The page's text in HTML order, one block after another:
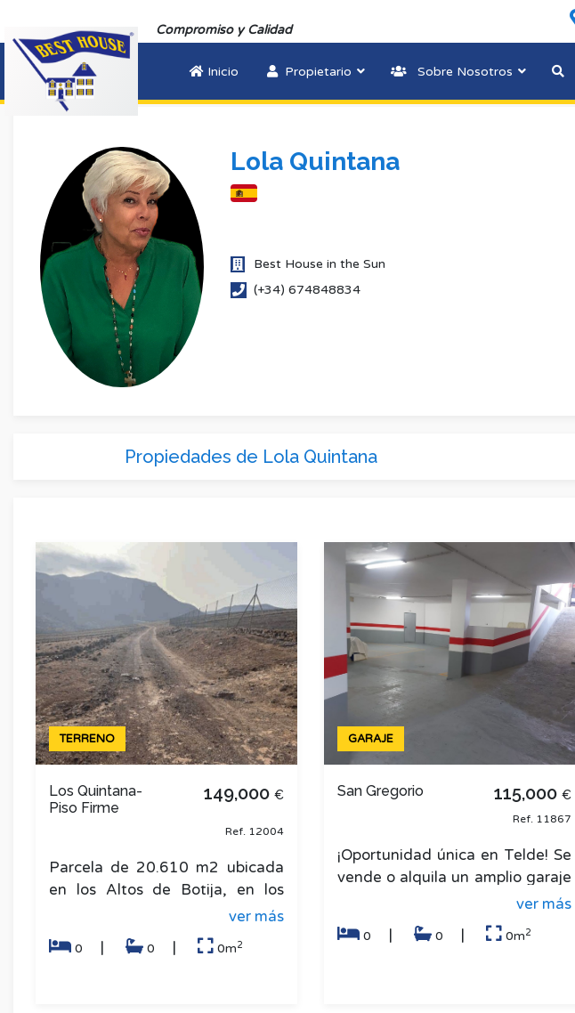
Compromiso y Calidad
Inicio Propietario Sobre Nosotros
Lola Quintana
Best House in the Sun
(+34) 674848834
Propiedades de Lola Quintana
TERRENO
Los Quintana-
Piso Firme
149,000 €
Ref. 12004
Parcela de 20.610 m2 ubicada
en los Altos de Botija, en los
alrededores de Montaña
Cardonal. Con unas maravillosas
vis
ver más
0 0 0m2
GARAJE
San Gregorio 115,000 €
Ref. 11867
¡Oportunidad única en Telde! Se
vende o alquila un amplio garaje
en la planta sótano de un
edificio de viviendas, est
ver más
0 0 0m2